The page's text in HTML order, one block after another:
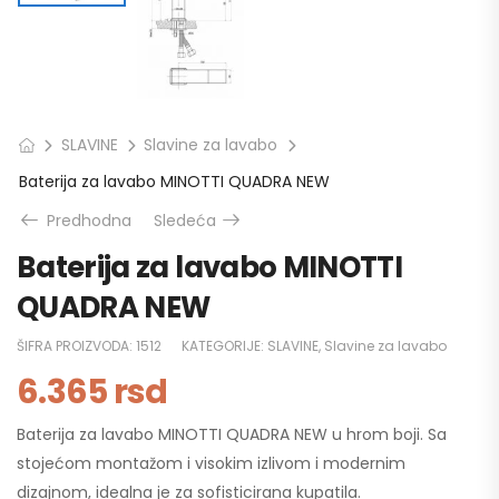
SLAVINE
Slavine za lavabo
Baterija za lavabo MINOTTI QUADRA NEW
Predhodna
Sledeća
Baterija za lavabo MINOTTI
QUADRA NEW
ŠIFRA PROIZVODA: 1512 KATEGORIJE: SLAVINE, Slavine za lavabo
6.365rsd
Baterija za lavabo MINOTTI QUADRA NEW u hrom boji. Sa
stojećom montažom i visokim izlivom i modernim
dizajnom, idealna je za sofisticirana kupatila.